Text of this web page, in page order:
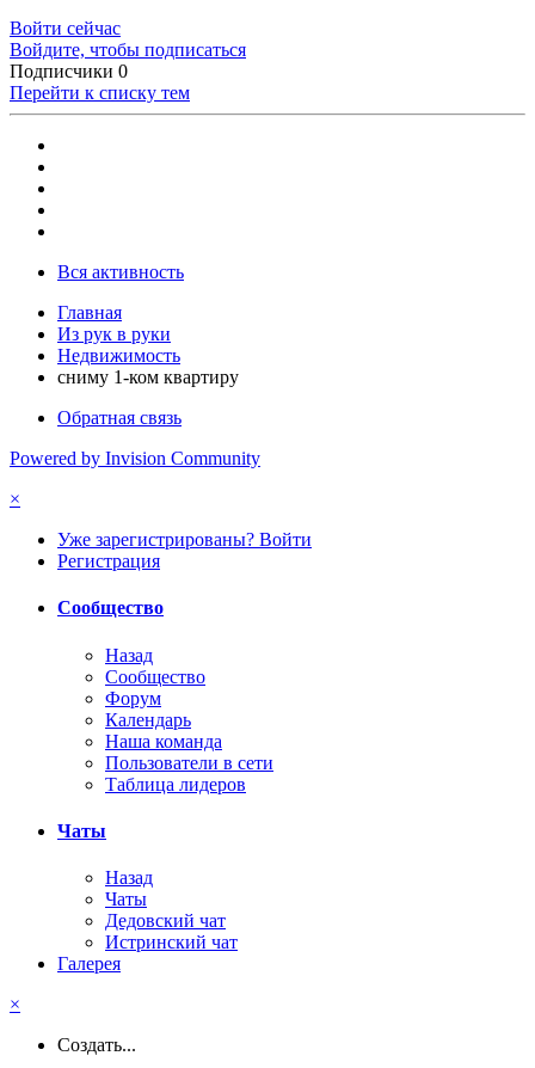
Войти сейчас
Войдите, чтобы подписаться
Подписчики 0
Перейти к списку тем
Вся активность
Главная
Из рук в руки
Недвижимость
сниму 1-ком квартиру
Обратная связь
Powered by Invision Community
×
Уже зарегистрированы? Войти
Регистрация
Сообщество
Назад
Сообщество
Форум
Календарь
Наша команда
Пользователи в сети
Таблица лидеров
Чаты
Назад
Чаты
Дедовский чат
Истринский чат
Галерея
×
Создать...